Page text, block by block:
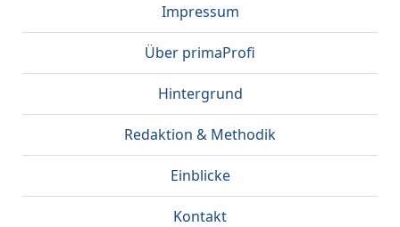
Impressum
Über primaProfi
Hintergrund
Redaktion & Methodik
Einblicke
Kontakt